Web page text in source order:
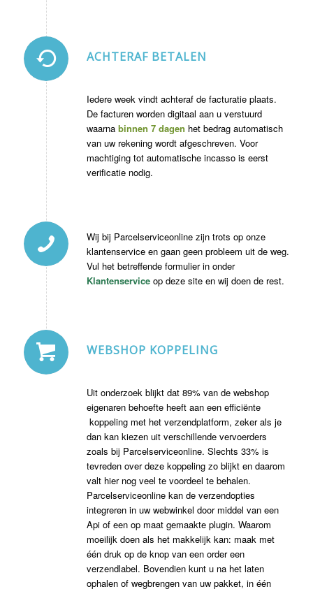
ACHTERAF BETALEN
Iedere week vindt achteraf de facturatie plaats.
De facturen worden digitaal aan u verstuurd
waarna binnen 7 dagen het bedrag automatisch
van uw rekening wordt afgeschreven. Voor
machtiging tot automatische incasso is eerst
verificatie nodig.
Wij bij Parcelserviceonline zijn trots op onze
klantenservice en gaan geen probleem uit de weg.
Vul het betreffende formulier in onder
Klantenservice op deze site en wij doen de rest.
WEBSHOP KOPPELING
Uit onderzoek blijkt dat 89% van de webshop
eigenaren behoefte heeft aan een efficiënte
koppeling met het verzendplatform, zeker als je
dan kan kiezen uit verschillende vervoerders
zoals bij Parcelserviceonline. Slechts 33% is
tevreden over deze koppeling zo blijkt en daarom
valt hier nog veel te voordeel te behalen.
Parcelserviceonline kan de verzendopties
integreren in uw webwinkel door middel van een
Api of een op maat gemaakte plugin. Waarom
moeilijk doen als het makkelijk kan: maak met
één druk op de knop van een order een
verzendlabel. Bovendien kunt u na het laten
ophalen of wegbrengen van uw pakket, in één